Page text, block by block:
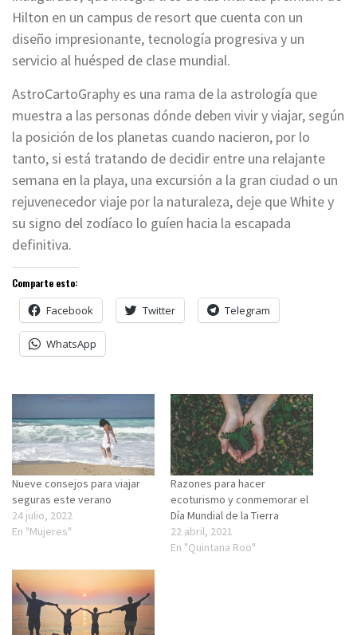
Hilton en un campus de resort que cuenta con un
diseño impresionante, tecnología progresiva y un
servicio al huésped de clase mundial.
AstroCartoGraphy es una rama de la astrología que
muestra a las personas dónde deben vivir y viajar, según
la posición de los planetas cuando nacieron, por lo
tanto, si está tratando de decidir entre una relajante
semana en la playa, una excursión a la gran ciudad o un
rejuvenecedor viaje por la naturaleza, deje que White y
su signo del zodíaco lo guíen hacia la escapada
definitiva.
Comparte esto:
Facebook Twitter Telegram
WhatsApp
Nueve consejos para viajar
seguras este verano
24 julio, 2022
En "Mujeres"
Razones para hacer
ecoturismo y conmemorar el
Día Mundial de la Tierra
22 abril, 2021
En "Quintana Roo"